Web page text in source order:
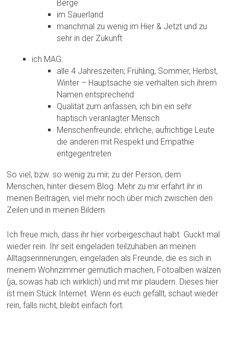
Berge
im Sauerland
manchmal zu wenig im Hier & Jetzt und zu
sehr in der Zukunft
ich MAG:
alle 4 Jahreszeiten; Frühling, Sommer, Herbst,
Winter – Hauptsache sie verhalten sich ihrem
Namen entsprechend
Qualität zum anfassen, ich bin ein sehr
haptisch veranlagter Mensch
Menschenfreunde; ehrliche, aufrichtige Leute
die anderen mit Respekt und Empathie
entgegentreten
So viel, bzw. so wenig zu mir, zu der Person, dem
Menschen, hinter diesem Blog. Mehr zu mir erfahrt ihr in
meinen Beiträgen, viel mehr noch über mich zwischen den
Zeilen und in meinen Bildern.
Ich freue mich, dass ihr hier vorbeigeschaut habt. Guckt mal
wieder rein. Ihr seit eingeladen teilzuhaben an meinen
Alltagserinnerungen, eingeladen als Freunde, die es sich in
meinem Wohnzimmer gemütlich machen, Fotoalben wälzen
(ja, sowas hab ich wirklich) und mit mir plaudern. Dieses hier
ist mein Stück Internet. Wenn es euch gefällt, schaut wieder
rein, falls nicht, bleibt einfach fort.